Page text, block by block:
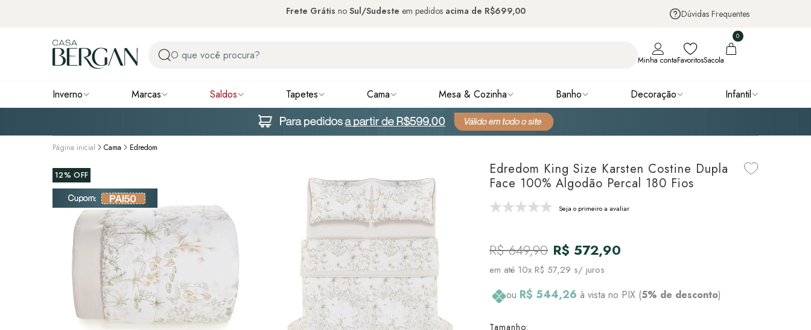
Dúvidas Frequentes
Frete Grátis no Sul/Sudeste em pedidos acima de R$699,00
Minha contaFavoritosSacola
0
Inverno Marcas Saldos Tapetes Cama Mesa & Cozinha Banho Decoração Infantil
Página inicial Cama Edredom
12% OFF
Edredom King Size Karsten Costine Dupla
Face 100% Algodão Percal 180 Fios
Seja o primeiro a avaliar
R$ 649,90 R$ 572,90
em até 10x R$ 57,29 s/ juros
ou R$ 544,26 à vista no PIX (5% de desconto)
Tamanho: